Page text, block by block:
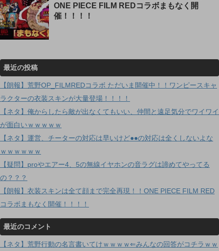
ONE PIECE FILM REDコラボまもなく開
催！！！！
最近の投稿
【朗報】荒野OP_FILMREDコラボ ただいま開催中！！ワンピースキャ
ラクターの衣装スキンが大量登場！！！！
【ネタ】俺からしたら敵が出なくてもいい、仲間と遠足気分でワイワイ
が面白いｗｗｗｗｗ
【ネタ】運営、チーターの対応は早いけど●●の対応は全くしないよな
ｗｗｗｗｗｗ
【疑問】proやエアー4、5の無線イヤホンの音ラグは諦めてやってる
の？？？
【朗報】衣装スキンは全て顔まで完全再現！！ONE PIECE FILM RED
コラボまもなく開催！！！！
最近のコメント
【ネタ】荒野行動の名言書いてけｗｗｗｗ⇐みんなの回答がコチラｗｗ